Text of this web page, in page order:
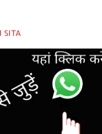
SITA